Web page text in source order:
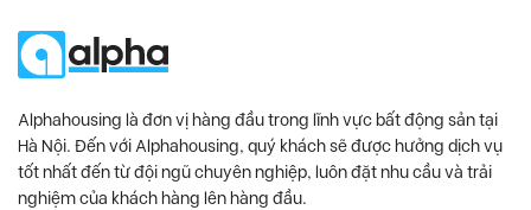
Alphahousing là đơn vị hàng đầu trong lĩnh vực bất động sản tại
Hà Nội. Đến với Alphahousing, quý khách sẽ được hưởng dịch vụ
tốt nhất đến từ đội ngũ chuyên nghiệp, luôn đặt nhu cầu và trải
nghiệm của khách hàng lên hàng đầu.